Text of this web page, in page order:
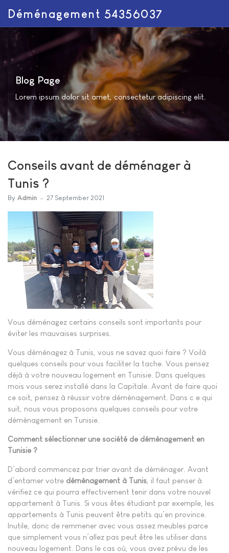
Déménagement 54356037
Blog Page
Lorem ipsum dolor sit amet, consectetur adipiscing elit.
Conseils avant de déménager à
Tunis ?
By Admin 27 September 2021
Vous déménagez certains conseils sont importants pour
éviter les mauvaises surprises.
Vous déménagez à Tunis, vous ne savez quoi faire ? Voilà
quelques conseils pour vous faciliter la tache. Vous pensez
déjà à votre nouveau logement en Tunisie. Dans quelques
mois vous serez installé dans la Capitale. Avant de faire quoi
ce soit, pensez à réussir votre déménagement. Dans c e qui
suit, nous vous proposons quelques conseils pour votre
déménagement en Tunisie.
Comment sélectionner une société de déménagement en
Tunisie ?
D’abord commencez par trier avant de déménager. Avant
d’entamer votre déménagement à Tunis , il faut penser à
vérifiez ce qui pourra effectivement tenir dans votre nouvel
appartement à Tunis. Si vous êtes étudiant par exemple, les
appartements à Tunis peuvent être petits qu’en province.
Inutile, donc de remmener avec vous assez meubles parce
que simplement vous n’allez pas peut être les utiliser dans
nouveau logement. Dans le cas où, vous avez prévu de les